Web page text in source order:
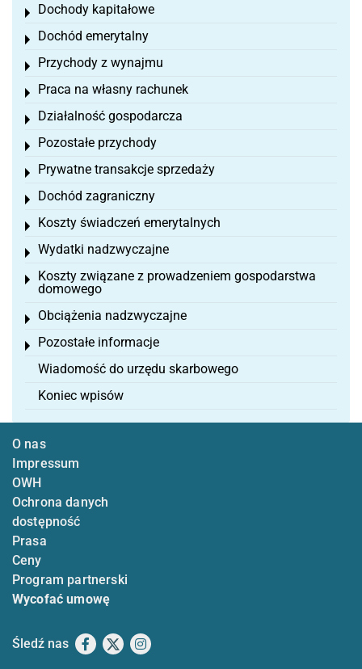
Dochody kapitałowe
Toggle menu
Dochód emerytalny
Toggle menu
Przychody z wynajmu
Toggle menu
Praca na własny rachunek
Toggle menu
Działalność gospodarcza
Toggle menu
Pozostałe przychody
Toggle menu
Prywatne transakcje sprzedaży
Toggle menu
Dochód zagraniczny
Toggle menu
Koszty świadczeń emerytalnych
Toggle menu
Wydatki nadzwyczajne
Toggle menu
Koszty związane z prowadzeniem gospodarstwa
domowego
Toggle menu
Obciążenia nadzwyczajne
Toggle menu
Pozostałe informacje
Toggle menu
Wiadomość do urzędu skarbowego
Koniec wpisów
O nas
Impressum
OWH
Ochrona danych
dostępność
Prasa
Ceny
Program partnerski
Wycofać umowę
Śledź nas Facebook
X Instagram